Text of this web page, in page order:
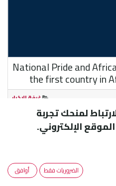
National Pride and
the first country in
غرفة الاخبار
لمنحك تجربة
الإلكتروني.
الضروريات فقط أوافق